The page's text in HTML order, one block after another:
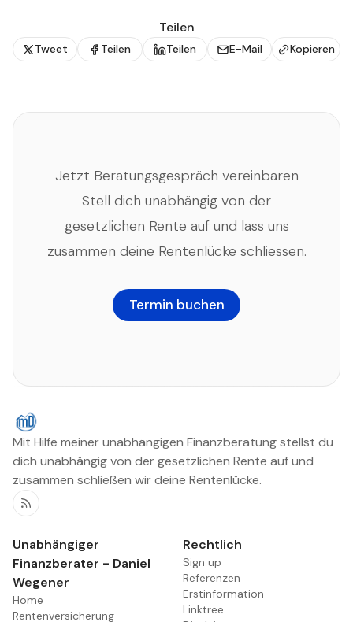
Teilen
Tweet Teilen Teilen E-Mail Kopieren
Jetzt Beratungsgespräch vereinbaren
Stell dich unabhängig von der
gesetzlichen Rente auf und lass uns
zusammen deine Rentenlücke schliessen.
Termin buchen
Mit Hilfe meiner unabhängigen Finanzberatung stellst du
dich unabhängig von der gesetzlichen Rente auf und
zusammen schließen wir deine Rentenlücke.
RSS
Unabhängiger
Finanzberater - Daniel
Wegener
Home
Rentenversicherung
Rechtlich
Sign up
Referenzen
Erstinformation
Linktree